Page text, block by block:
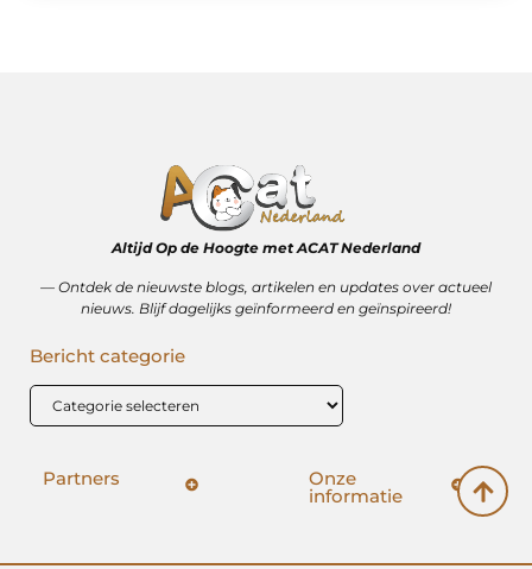
Altijd Op de Hoogte met ACAT Nederland
–– Ontdek de nieuwste blogs, artikelen en updates over actueel
nieuws. Blijf dagelijks geïnformeerd en geïnspireerd!
Bericht categorie
Partners Onze
informatie